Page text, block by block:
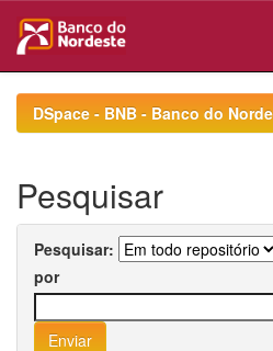
navigationDSpace - BNB - Banco do
Pesquisar
Pesquisar:
por